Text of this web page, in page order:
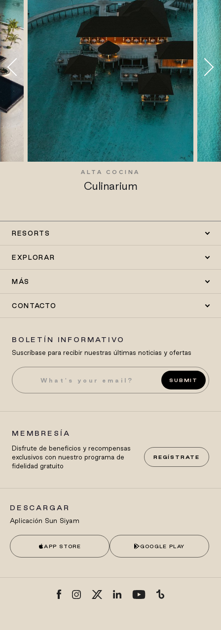
ALTA COCINA
Culinarium
RESORTS
EXPLORAR
MÁS
CONTACTO
BOLETÍN INFORMATIVO
Suscríbase para recibir nuestras últimas noticias y ofertas
SUBMIT
MEMBRESÍA
Disfrute de beneficios y recompensas
exclusivos con nuestro programa de
fidelidad gratuito
REGÍSTRATE
DESCARGAR
Aplicación Sun Siyam
APP STORE GOOGLE PLAY